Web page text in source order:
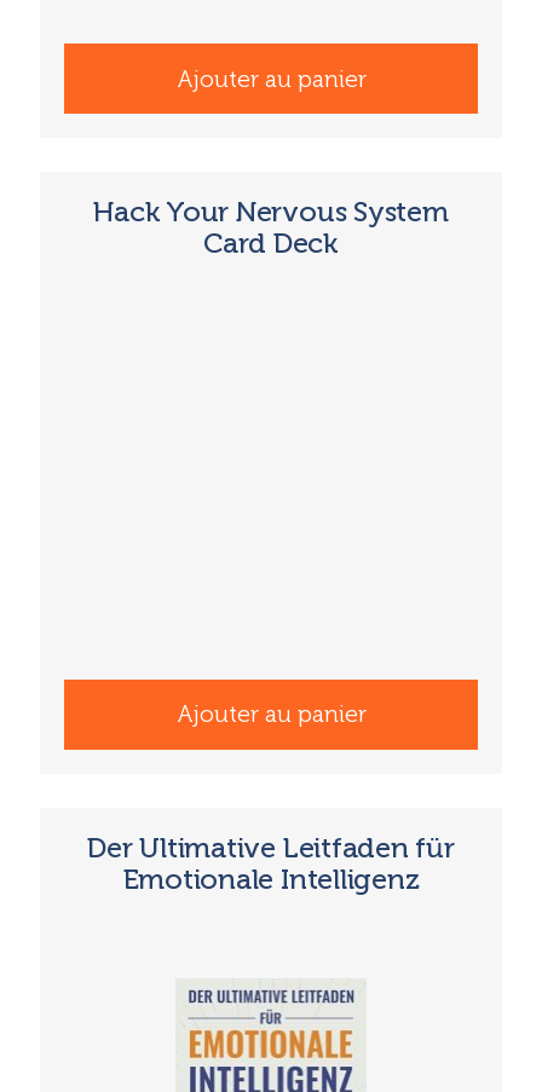
Ajouter au panier
Hack Your Nervous System
Card Deck
Ajouter au panier
Der Ultimative Leitfaden für
Emotionale Intelligenz